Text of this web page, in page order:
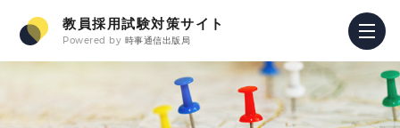
教員採用試験対策サイト
Powered by 時事通信出版局